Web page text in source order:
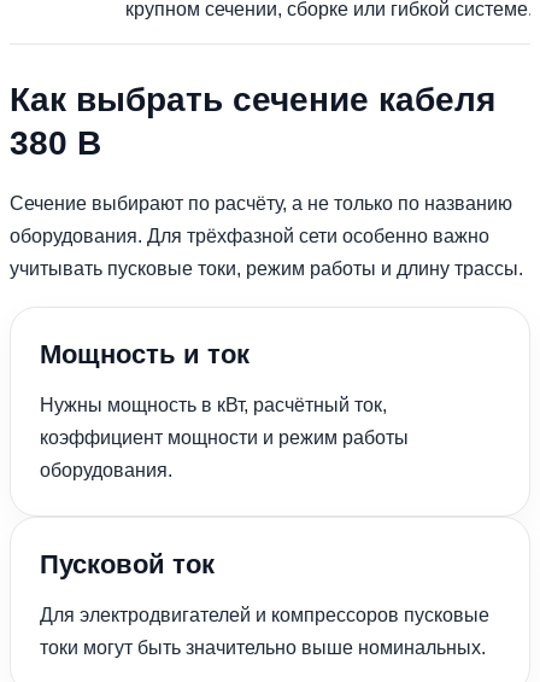
крупном сечении, сборке или гибкой системе.
Как выбрать сечение кабеля
380 В
Сечение выбирают по расчёту, а не только по названию
оборудования. Для трёхфазной сети особенно важно
учитывать пусковые токи, режим работы и длину трассы.
Мощность и ток
Нужны мощность в кВт, расчётный ток,
коэффициент мощности и режим работы
оборудования.
Пусковой ток
Для электродвигателей и компрессоров пусковые
токи могут быть значительно выше номинальных.